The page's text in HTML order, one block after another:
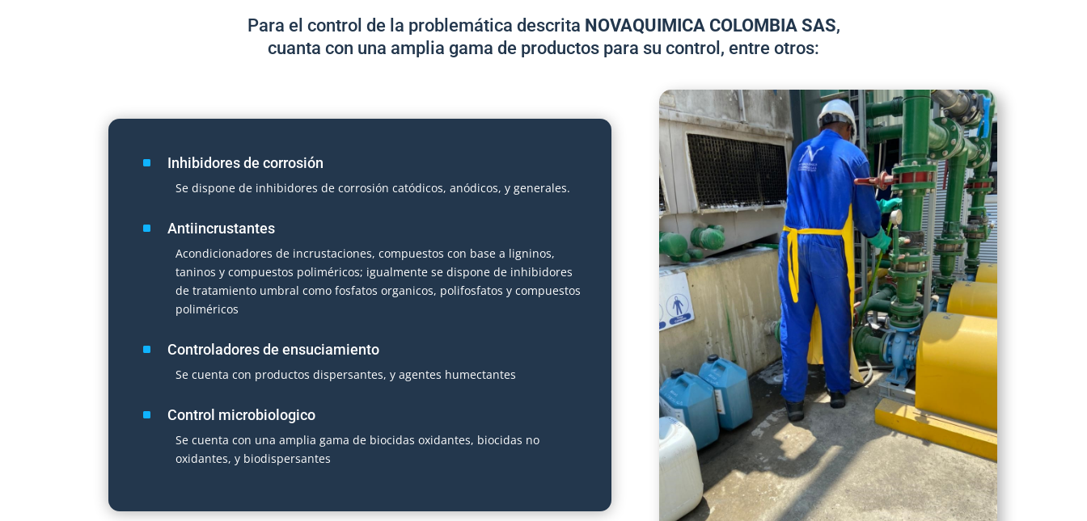
Para el control de la problemática descrita NOVAQUIMICA COLOMBIA SAS,
cuanta con una amplia gama de productos para su control, entre otros:
^ Inhibidores de corrosión
Se dispone de inhibidores de corrosión catódicos, anódicos, y generales.
^ Antiincrustantes
Acondicionadores de incrustaciones, compuestos con base a ligninos,
taninos y compuestos poliméricos; igualmente se dispone de inhibidores
de tratamiento umbral como fosfatos organicos, polifosfatos y compuestos
poliméricos
^ Controladores de ensuciamiento
Se cuenta con productos dispersantes, y agentes humectantes
^ Control microbiologico
Se cuenta con una amplia gama de biocidas oxidantes, biocidas no
oxidantes, y biodispersantes